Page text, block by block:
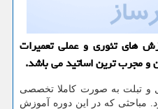
های تئوری و عملی تعمیرات
مجرب ترین اساتید می باشد.
و تبلت به صورت کاملا تخصصی
مباحثی که در این دوره آموزش